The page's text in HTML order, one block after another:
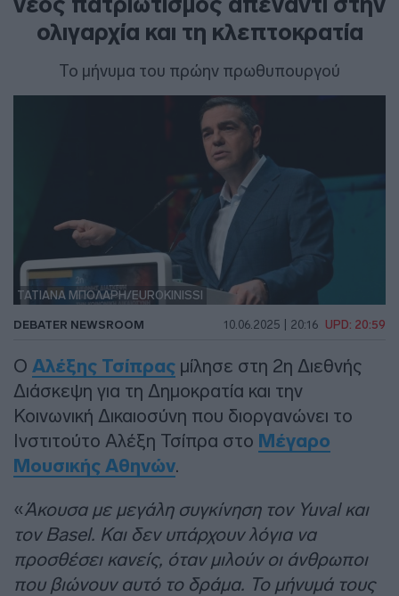
ολιγαρχία και τη κλεπτοκρατία
Το μήνυμα του πρώην πρωθυπουργού
ΤΑΤΙΑΝΑ ΜΠΟΛΑΡΗ/EUROKINISSI
DEBATER NEWSROOM 10.06.2025 | 20:16 UPD: 20:59
Ο Αλέξης Τσίπρας μίλησε στη 2η Διεθνής
Διάσκεψη για τη Δημοκρατία και την
Κοινωνική Δικαιοσύνη που διοργανώνει το
Ινστιτούτο Αλέξη Τσίπρα στο Μέγαρο
Μουσικής Αθηνών.
«Άκουσα με μεγάλη συγκίνηση τον Yuval και
τον Basel. Και δεν υπάρχουν λόγια να
προσθέσει κανείς, όταν μιλούν οι άνθρωποι
που βιώνουν αυτό το δράμα. Το μήνυμά τους